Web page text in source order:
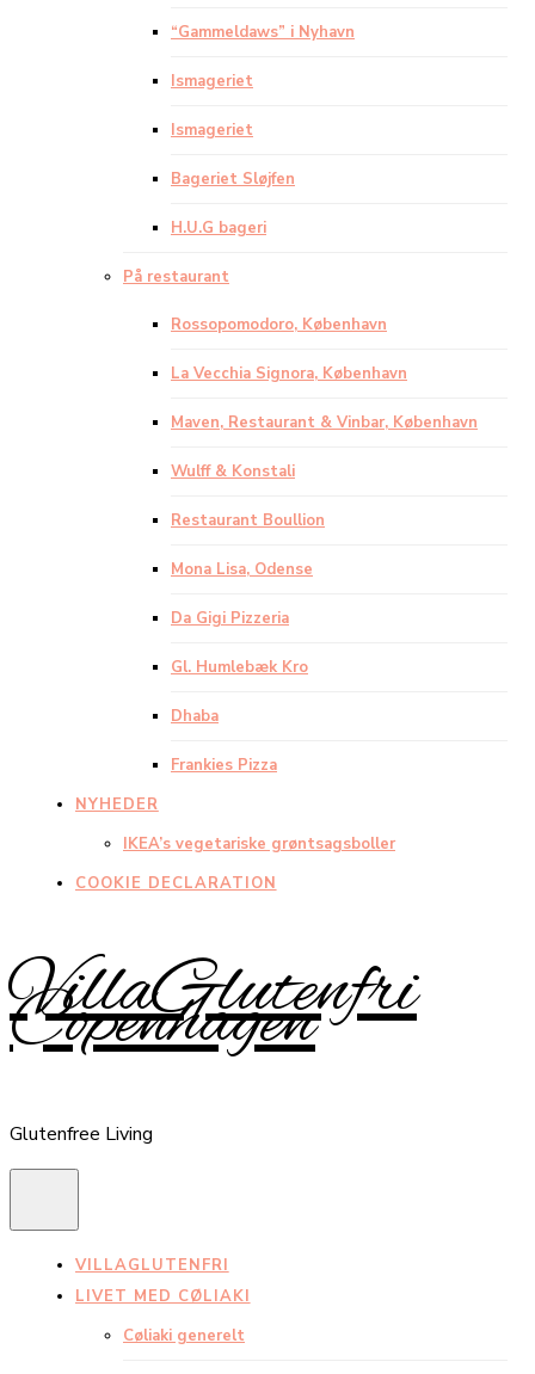
“Gammeldaws” i Nyhavn
Ismageriet
Ismageriet
Bageriet Sløjfen
H.U.G bageri
På restaurant
Rossopomodoro, København
La Vecchia Signora, København
Maven, Restaurant & Vinbar, København
Wulff & Konstali
Restaurant Boullion
Mona Lisa, Odense
Da Gigi Pizzeria
Gl. Humlebæk Kro
Dhaba
Frankies Pizza
NYHEDER
IKEA’s vegetariske grøntsagsboller
COOKIE DECLARATION
VillaGlutenfri
Copenhagen
Glutenfree Living
VILLAGLUTENFRI
LIVET MED CØLIAKI
Cøliaki generelt